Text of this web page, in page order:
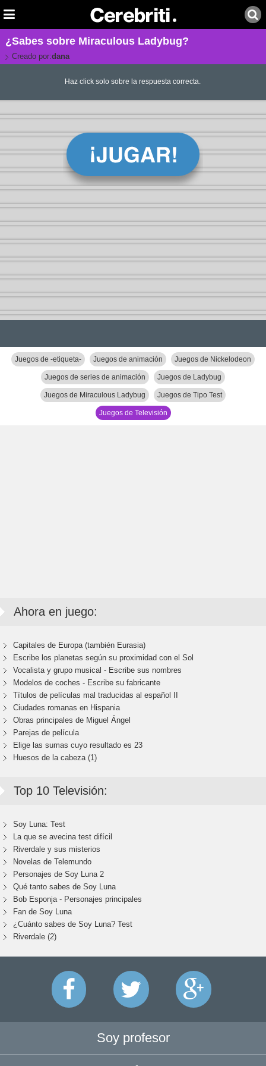
¿Sabes sobre Miraculous Ladybug?
Creado por:dana
Haz click solo sobre la respuesta correcta.
Juegos de -etiqueta- Juegos de animación Juegos de Nickelodeon
Juegos de series de animación Juegos de Ladybug
Juegos de Miraculous Ladybug Juegos de Tipo Test
Juegos de Televisión
Ahora en juego:
Capitales de Europa (también Eurasia)
Escribe los planetas según su proximidad con el Sol
Vocalista y grupo musical - Escribe sus nombres
Modelos de coches - Escribe su fabricante
Títulos de películas mal traducidas al español II
Ciudades romanas en Hispania
Obras principales de Miguel Ángel
Parejas de película
Elige las sumas cuyo resultado es 23
Huesos de la cabeza (1)
Top 10 Televisión:
Soy Luna: Test
La que se avecina test difícil
Riverdale y sus misterios
Novelas de Telemundo
Personajes de Soy Luna 2
Qué tanto sabes de Soy Luna
Bob Esponja - Personajes principales
Fan de Soy Luna
¿Cuánto sabes de Soy Luna? Test
Riverdale (2)
Soy profesor